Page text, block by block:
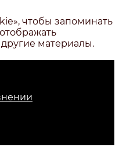
чтобы запоминать
материалы.